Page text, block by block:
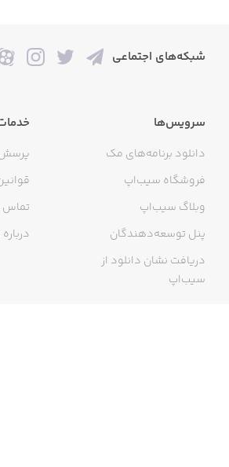
شبکه‌های اجتماعی
سرویس‌ها
دانلود برنامه‌های مک
فروشگاه سیب‌اپ
وبلاگ سیب‌اپ
پنل توسعه‌دهندگان
دریافت نشان دانلود از
سیب‌اپ
تماس
درباره